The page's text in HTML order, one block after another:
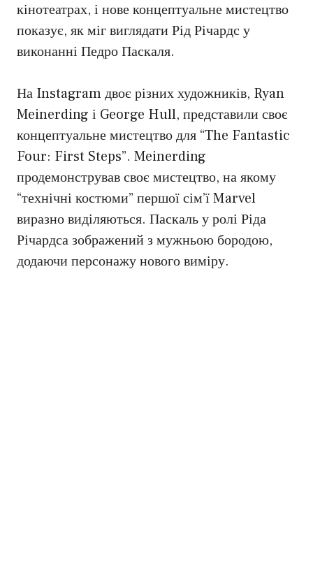
кінотеатрах, і нове концептуальне мистецтво
показує, як міг виглядати Рід Річардс у
виконанні Педро Паскаля.
На Instagram двоє різних художників, Ryan
Meinerding і George Hull, представили своє
концептуальне мистецтво для “The Fantastic
Four: First Steps”. Meinerding
продемонстрував своє мистецтво, на якому
“технічні костюми” першої сім’ї Marvel
виразно виділяються. Паскаль у ролі Ріда
Річардса зображений з мужньою бородою,
додаючи персонажу нового виміру.